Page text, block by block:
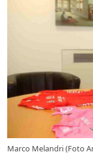
Marco Melandri (Foto